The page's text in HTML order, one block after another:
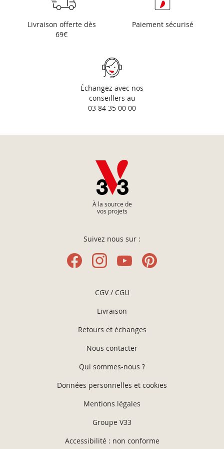
Livraison offerte dès
69€
Paiement sécurisé
Échangez avec nos
conseillers au
03 84 35 00 00
À la source de
vos projets
Suivez nous sur :
CGV / CGU
Livraison
Retours et échanges
Nous contacter
Qui sommes-nous ?
Données personnelles et cookies
Mentions légales
Groupe V33
Accessibilité : non conforme